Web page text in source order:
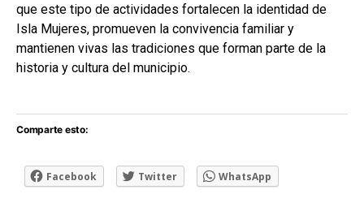
que este tipo de actividades fortalecen la identidad de
Isla Mujeres, promueven la convivencia familiar y
mantienen vivas las tradiciones que forman parte de la
historia y cultura del municipio.
Comparte esto:
Facebook Twitter WhatsApp